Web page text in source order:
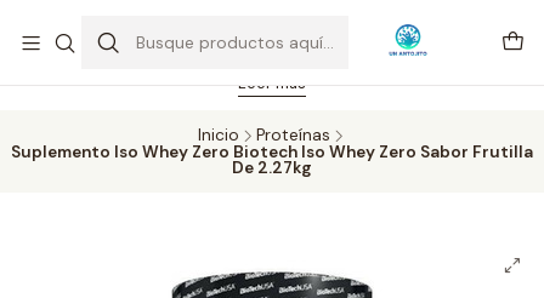
Feriado 21-05-2026 atención hasta las 14 hrs. Envío GRATIS mismo
día solo área Metropolitana Santiago por compras desde CLP 39.900.
Pedidos hasta 16 hrs., sábados y domingos hasta 14 hrs.
Leer más
Inicio
Proteínas
Suplemento Iso Whey Zero Biotech Iso Whey Zero Sabor Frutilla
De 2.27kg